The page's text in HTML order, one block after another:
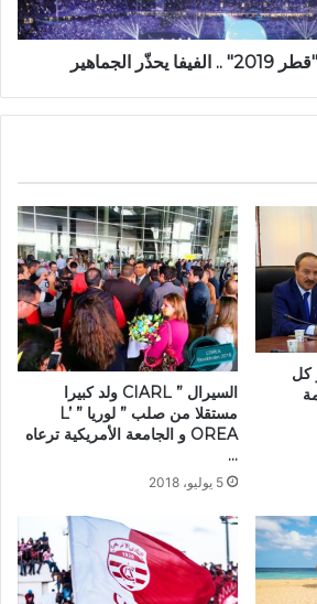
الجماهير
كل
السيرال ” CIARL ولد كبيرا
مستقلا من صلب ” لوريا ” L’
OREA و الجامعة الأمريكية ترعاه
…
5 يوليو، 2018